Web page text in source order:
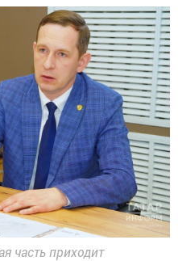
часть приходит